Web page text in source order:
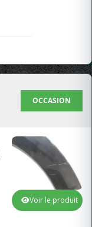
OCCASION
Voir le produit